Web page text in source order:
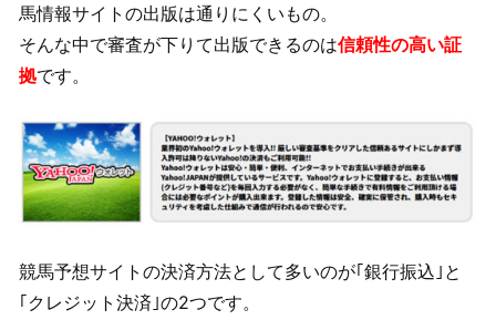
馬情報サイトの出版は通りにくいもの。
そんな中で審査が下りて出版できるのは信頼性の高い証
拠です。
競馬予想サイトの決済方法として多いのが｢銀行振込｣と
｢クレジット決済｣の2つです。